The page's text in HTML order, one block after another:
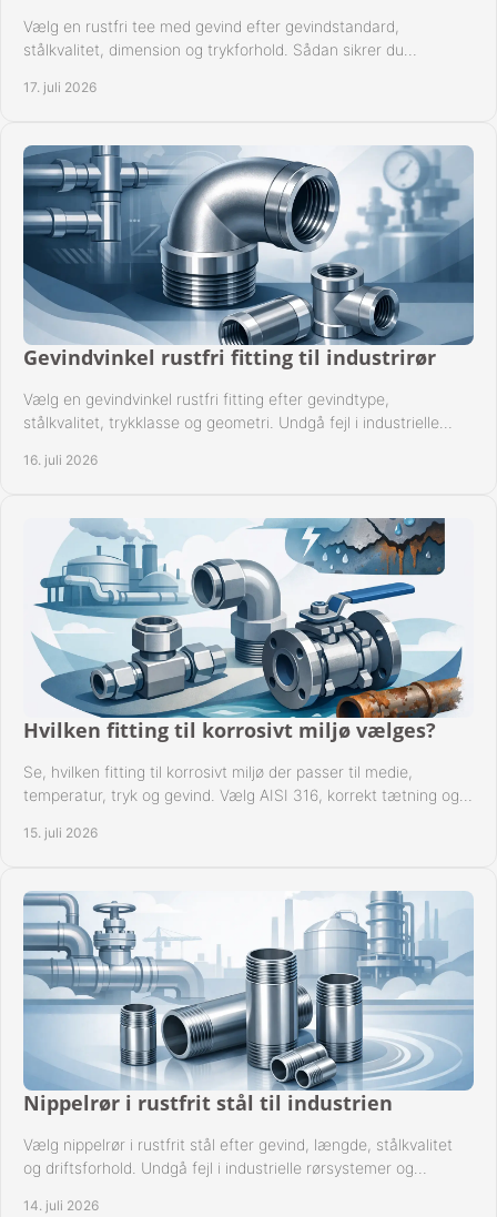
Vælg en rustfri tee med gevind efter gevindstandard,
stålkvalitet, dimension og trykforhold. Sådan sikrer du
17. juli 2026
Gevindvinkel rustfri fitting til industrirør
Vælg en gevindvinkel rustfri fitting efter gevindtype,
stålkvalitet, trykklasse og geometri. Undgå fejl i industrielle
16. juli 2026
Hvilken fitting til korrosivt miljø vælges?
Se, hvilken fitting til korrosivt miljø der passer til medie,
temperatur, tryk og gevind. Vælg AISI 316, korrekt tætning og
15. juli 2026
Nippelrør i rustfrit stål til industrien
Vælg nippelrør i rustfrit stål efter gevind, længde, stålkvalitet
og driftsforhold. Undgå fejl i industrielle rørsystemer og
14. juli 2026